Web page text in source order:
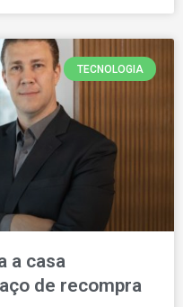
TECNOLOGIA
a casa
de recompra